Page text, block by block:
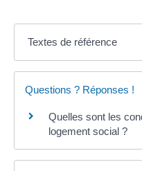
Textes de référence
Questions ? Réponses !
Quelles sont les
logement social ?